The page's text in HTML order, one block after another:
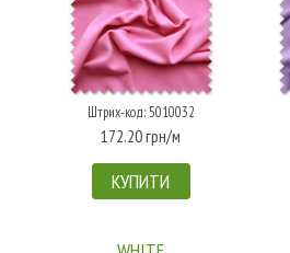
Штрих-код: 5010032
172.20 грн/м
КУПИТИ